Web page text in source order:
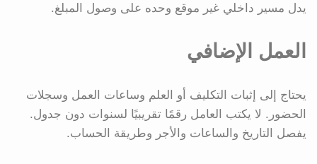
يدل مسير داخلي غير موقع وحده على وصول المبلغ.
العمل الإضافي
يحتاج إلى إثبات التكليف أو العلم وساعات العمل وسجلات
الحضور. لا يكتب العامل رقمًا تقريبيًا لسنوات دون جدول.
يفصل التاريخ والساعات والأجر وطريقة الحساب.